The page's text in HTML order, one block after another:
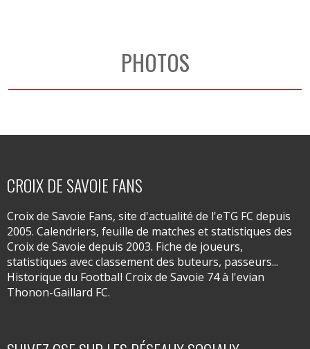
PHOTOS
CROIX DE SAVOIE FANS
Croix de Savoie Fans, site d'actualité de l'eTG FC depuis
2005. Calendriers, feuille de matches et statistiques des
Croix de Savoie depuis 2003. Fiche de joueurs,
statistiques avec classement des buteurs, passeurs...
Historique du Football Croix de Savoie 74 à l'evian
Thonon-Gaillard FC.